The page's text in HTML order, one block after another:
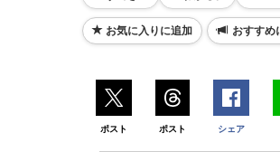
お気に入りに追加 おすすめ
ポスト ポスト シェア